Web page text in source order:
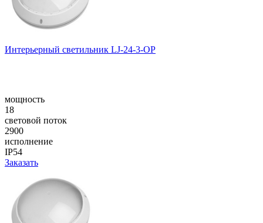
Интерьерный светильник LJ-24-3-OP
мощность
18
световой поток
2900
исполнение
IP54
Заказать